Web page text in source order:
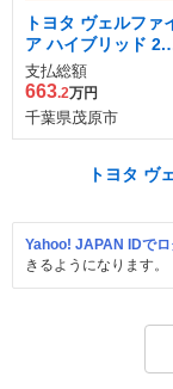
トヨタ ヴェルファ
ア ハイブリッド
Zプレミア
支払総額
663.2万円
千葉県茂原市
トヨタ ヴ
Yahoo! JAPAN IDで
きるようになります。